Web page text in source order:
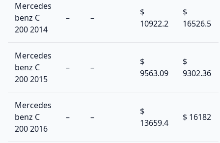
Mercedes
benz C
200 2014
– –
$
10922.2
$
16526.5
Mercedes
benz C
200 2015
– –
$
9563.09
$
9302.36
Mercedes
benz C
200 2016
– –
$
13659.4
$ 16182